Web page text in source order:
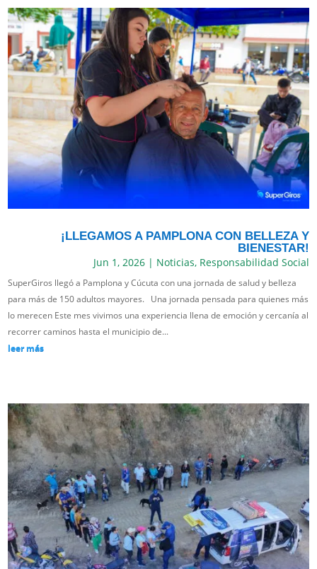
¡LLEGAMOS A PAMPLONA CON BELLEZA Y
BIENESTAR!
Jun 1, 2026| Noticias, Responsabilidad Social
SuperGiros llegó a Pamplona y Cúcuta con una jornada de salud y belleza
para más de 150 adultos mayores. Una jornada pensada para quienes más
lo merecen Este mes vivimos una experiencia llena de emoción y cercanía al
recorrer caminos hasta el municipio de...
leer más